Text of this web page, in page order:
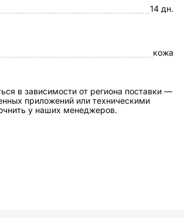
14 дн.
кожа
в зависимости от региона поставки —
приложений или техническими
у наших менеджеров.